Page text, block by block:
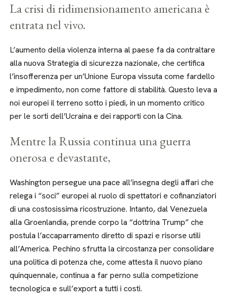
La crisi di ridimensionamento americana è
entrata nel vivo.
L’aumento della violenza interna al paese fa da contraltare
alla nuova Strategia di sicurezza nazionale, che certifica
l’insofferenza per un’Unione Europa vissuta come fardello
e impedimento, non come fattore di stabilità. Questo leva a
noi europei il terreno sotto i piedi, in un momento critico
per le sorti dell’Ucraina e dei rapporti con la Cina.
Mentre la Russia continua una guerra
onerosa e devastante,
Washington persegue una pace all’insegna degli affari che
relega i “soci” europei al ruolo di spettatori e cofinanziatori
di una costosissima ricostruzione. Intanto, dal Venezuela
alla Groenlandia, prende corpo la “dottrina Trump” che
postula l’accaparramento diretto di spazi e risorse utili
all’America. Pechino sfrutta la circostanza per consolidare
una politica di potenza che, come attesta il nuovo piano
quinquennale, continua a far perno sulla competizione
tecnologica e sull’export a tutti i costi.